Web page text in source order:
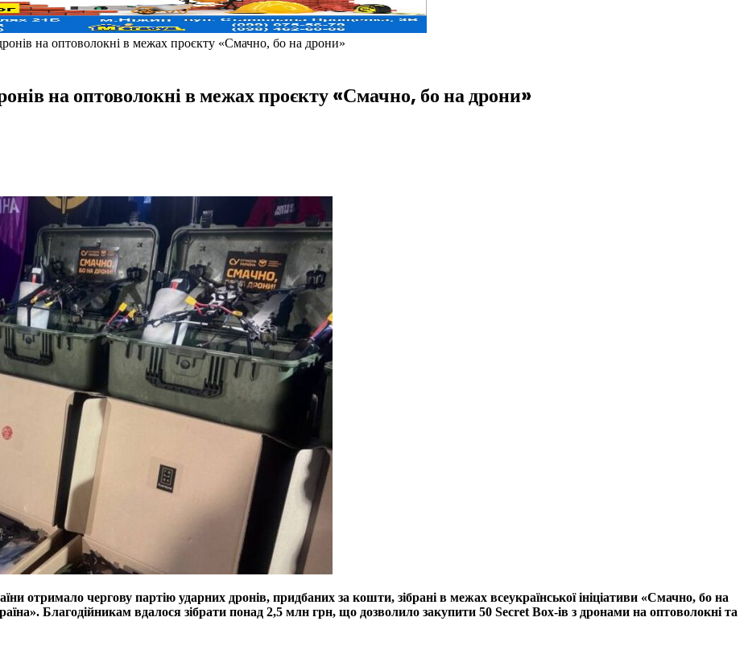
на оптоволокні в межах проєкту «Смачно, бо на дрони»
на оптоволокні в межах проєкту «Смачно, бо на дрони»
отримало чергову партію ударних дронів, придбаних за кошти, зібрані в межах всеукраїнської ініціативи «Смачно, бо на
Благодійникам вдалося зібрати понад 2,5 млн грн, що дозволило закупити 50 Secret Box-ів з дронами на оптоволокні та